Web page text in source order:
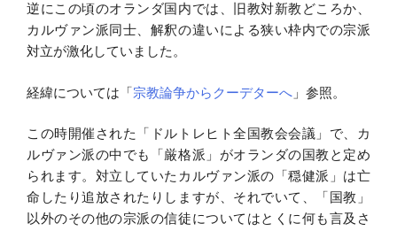
逆にこの頃のオランダ国内では、旧教対新教どころか、
カルヴァン派同士、解釈の違いによる狭い枠内での宗派
対立が激化していました。
経緯については「宗教論争からクーデターへ 」参照。
この時開催された「ドルトレヒト全国教会会議」で、カ
ルヴァン派の中でも「厳格派」がオランダの国教と定め
られます。対立していたカルヴァン派の「穏健派」は亡
命したり追放されたりしますが、それでいて、「国教」
以外のその他の宗派の信徒についてはとくに何も言及さ